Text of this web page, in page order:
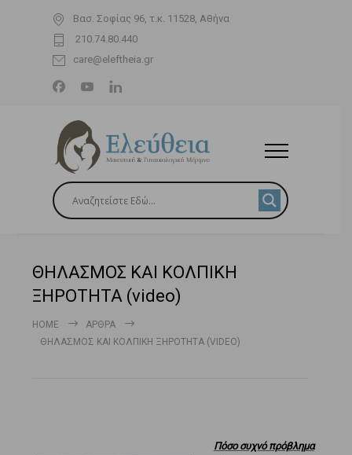
Βασ. Σοφίας 96, τ.κ. 11528, Αθήνα
210.74.80.440
care@eleftheia.gr
ΘΗΛΑΣΜΟΣ ΚΑΙ ΚΟΛΠΙΚΗ
ΞΗΡΟΤΗΤΑ (video)
HOME
ΆΡΘΡΑ
ΘΗΛΑΣΜΟΣ ΚΑΙ ΚΟΛΠΙΚΗ ΞΗΡΟΤΗΤΑ (VIDEO)
Πόσο συχνό πρόβλημα